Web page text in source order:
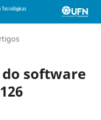
software